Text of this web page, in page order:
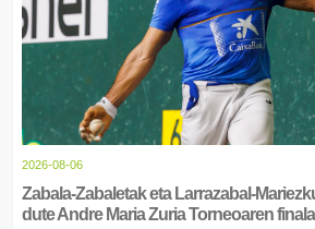
2026-08-06
Zabala-Zabaletak eta Larrazabal-
dute Andre Maria Zuria Torneoaren finala